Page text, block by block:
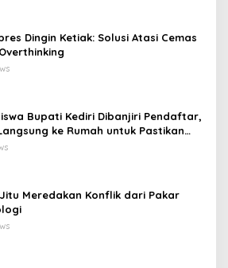
Dingin Ketiak: Solusi Atasi Cemas
Bupati Kediri Dibanjiri Pendaftar,
ke Rumah untuk Pastikan
Sasaran
Meredakan Konflik dari Pakar